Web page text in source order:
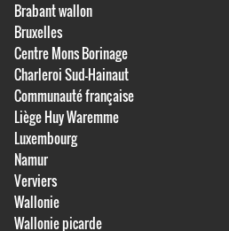
Brabant wallon
Bruxelles
Centre Mons Borinage
Charleroi Sud-Hainaut
Communauté française
Liège Huy Waremme
Luxembourg
Namur
Verviers
Wallonie
Wallonie picarde